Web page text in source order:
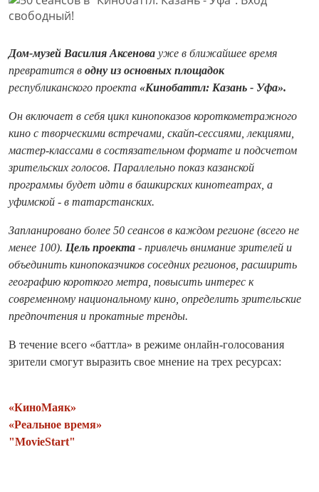
Дом-музей Василия Аксенова уже в ближайшее время
превратится в одну из основных площадок
республиканского проекта «Кинобаттл: Казань - Уфа».
Он включает в себя цикл кинопоказов короткометражного
кино с творческими встречами, скайп-сессиями, лекциями,
мастер-классами в состязательном формате и подсчетом
зрительских голосов. Параллельно показ казанской
программы будет идти в башкирских кинотеатрах, а
уфимской - в татарстанских.
Запланировано более 50 сеансов в каждом регионе (всего не
менее 100). Цель проекта - привлечь внимание зрителей и
объединить кинопоказчиков соседних регионов, расширить
географию короткого метра, повысить интерес к
современному национальному кино, определить зрительские
предпочтения и прокатные тренды.
В течение всего «баттла» в режиме онлайн-голосования
зрители смогут выразить свое мнение на трех ресурсах:
«КиноМаяк»
«Реальное время»
"MovieStart"